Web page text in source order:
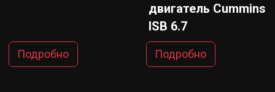
Подробно
двигатель Cummins
ISB 6.7
Подробно